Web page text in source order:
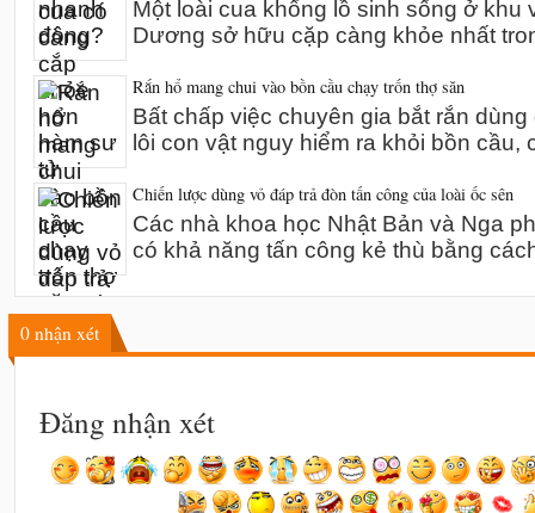
Một loài cua khổng lồ sinh sống ở khu
Dương sở hữu cặp càng khỏe nhất
Rắn hổ mang chui vào bồn cầu chạy trốn thợ săn
Bất chấp việc chuyên gia bắt rắn
lôi con vật nguy hiểm ra khỏi bồn cầu,
Chiến lược dùng vỏ đáp trả đòn tấn công của loài ốc sên
Các nhà khoa học Nhật Bản và Nga
có khả năng tấn công kẻ thù bằng
0 nhận xét
Đăng nhận xét